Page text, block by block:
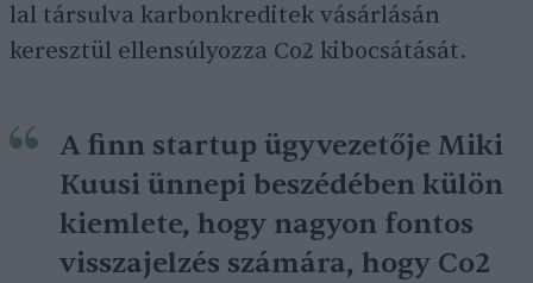
lal társulva karbonkreditek vásárlásán
keresztül ellensúlyozza Co2 kibocsátását.
A finn startup ügyvezetője Miki
Kuusi ünnepi beszédében külön
kiemlete, hogy nagyon fontos
visszajelzés számára, hogy Co2